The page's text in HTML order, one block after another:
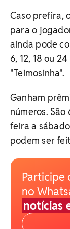
Caso prefira,
para o
ainda pode
6, 12, 18 ou
"Teimosinha".
Ganham
números.
feira a
podem ser
Participe
no
notícias